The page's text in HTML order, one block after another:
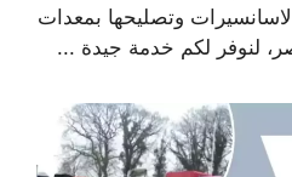
وتصليحها بمعدات
لنوفر لكم خدمة جيدة ...